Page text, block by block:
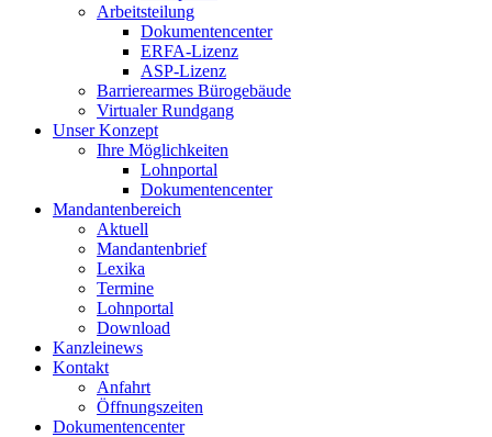
Arbeitsteilung
Dokumentencenter
ERFA-Lizenz
ASP-Lizenz
Barrierearmes Bürogebäude
Virtualer Rundgang
Unser Konzept
Ihre Möglichkeiten
Lohnportal
Dokumentencenter
Mandantenbereich
Aktuell
Mandantenbrief
Lexika
Termine
Lohnportal
Download
Kanzleinews
Kontakt
Anfahrt
Öffnungszeiten
Dokumentencenter